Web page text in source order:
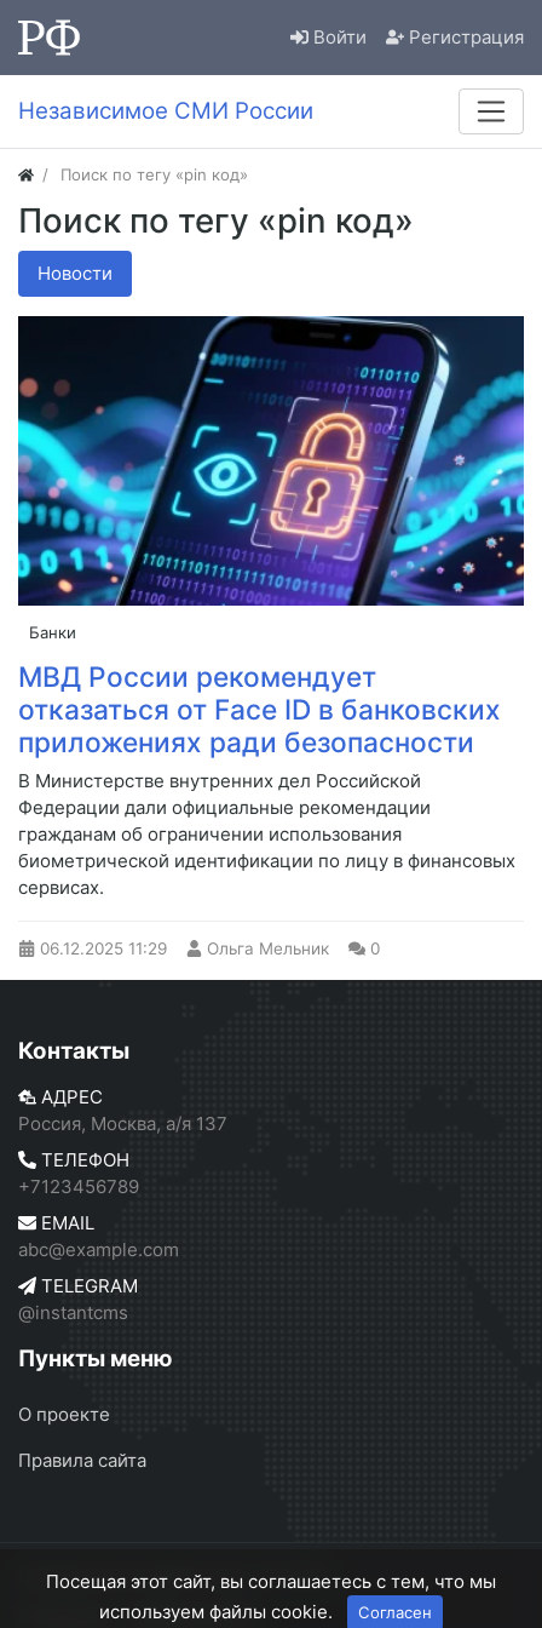
Войти Регистрация
Независимое СМИ России
Поиск по тегу «pin код»
Поиск по тегу «pin код»
Новости
Банки
МВД России рекомендует
отказаться от Face ID в банковских
приложениях ради безопасности
В Министерстве внутренних дел Российской
Федерации дали официальные рекомендации
гражданам об ограничении использования
биометрической идентификации по лицу в финансовых
сервисах.
06.12.2025 11:29 Ольга Мельник 0
Контакты
АДРЕС
Россия, Москва, а/я 137
ТЕЛЕФОН
+7123456789
EMAIL
abc@example.com
TELEGRAM
@instantcms
Пункты меню
О проекте
Правила сайта
Независимое СМИ России © 2026
О проекте
Правила сайта
Посещая этот сайт, вы соглашаетесь с тем, что мы
используем файлы cookie.
Согласен